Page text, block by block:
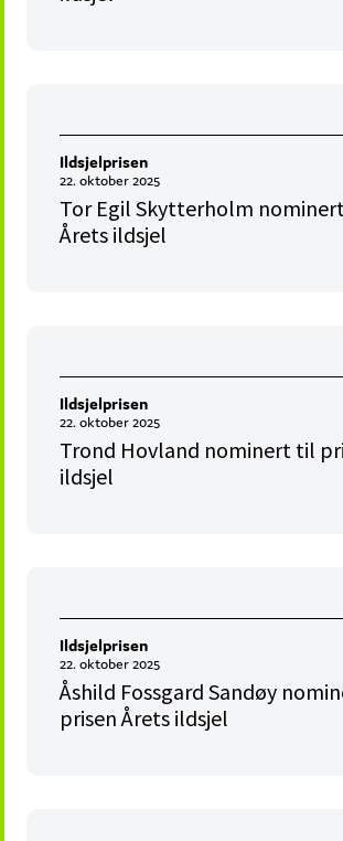
Ildsjelprisen
22. oktober 2025
Tor Egil Skytterholm
Årets ildsjel
Ildsjelprisen
22. oktober 2025
Trond Hovland nominert til
ildsjel
Ildsjelprisen
22. oktober 2025
Åshild Fossgard Sandøy
prisen Årets ildsjel